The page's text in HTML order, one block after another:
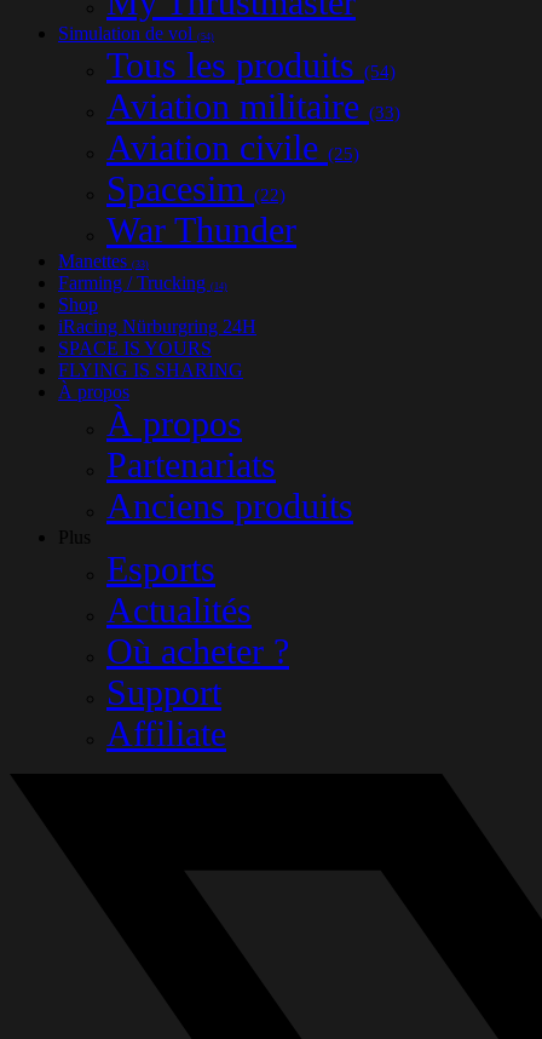
Simulation de vol (54)
Tous les produits (54)
Aviation militaire (33)
Aviation civile (25)
Spacesim (22)
War Thunder
Manettes (33)
Farming / Trucking (14)
Shop
iRacing Nürburgring 24H
SPACE IS YOURS
FLYING IS SHARING
À propos
À propos
Partenariats
Anciens produits
Plus
Esports
Actualités
Où acheter ?
Support
Affiliate